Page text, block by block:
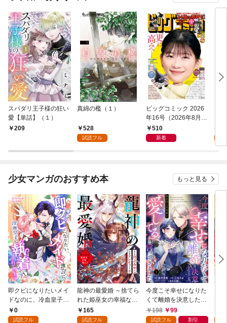
スパダリ王子様の狂い
愛【単話】（１）
209
真綿の檻（１）
528
試読フル
ビッグコミック 2026
年16号（2026年8月7
日発売）
510
新着
少女マンガのおすすめ本 もっと見る
即クビになりたいメイ
ドなのに、冷血皇子に
執着されています第1
話
0
試読フル
龍神の最愛婚 ～捨てら
れた姫巫女の幸福な嫁
入り～: 1
165
試読フル
今度こそ幸せになりた
くて離婚を決意したと
ころ、無表情な旦那様
が「愛してる」と言っ
198 99
試読フル 割引